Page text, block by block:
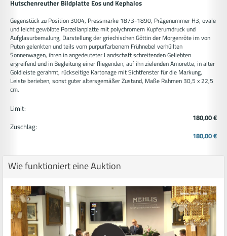
Hutschenreuther Bildplatte Eos und Kephalos
Gegenstück zu Position 3004, Pressmarke 1873-1890, Prägenummer H3, ovale
und leicht gewölbte Porzellanplatte mit polychromem Kupferumdruck und
Aufglasurbemalung, Darstellung der griechischen Göttin der Morgenröte im von
Puten gelenkten und teils vom purpurfarbenem Frühnebel verhüllten
Sonnenwagen, ihren in angedeuteter Landschaft schreitenden Geliebten
ergreifend und in Begleitung einer fliegenden, auf ihn zielenden Amorette, in alter
Goldleiste gerahmt, rückseitige Kartonage mit Sichtfenster für die Markung,
Leiste berieben, sonst guter altersgemäßer Zustand, Maße Rahmen 30,5 x 22,5
cm.
Limit:
180,00 €
Zuschlag:
180,00 €
Wie funktioniert eine Auktion